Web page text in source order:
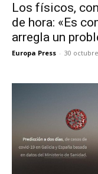
Los físicos,
de hora: «Es
arregla un
Europa Press - 30